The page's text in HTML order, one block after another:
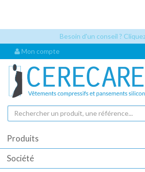
Besoin d'un conseil ?
Mon compte
Produits
Société